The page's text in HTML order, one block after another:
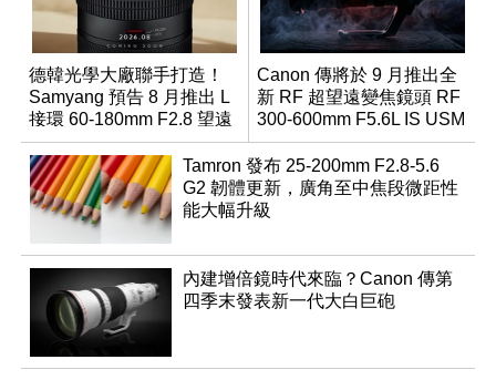
德韓光學大廠聯手打造！
Samyang 預告 8 月推出 L
接環 60-180mm F2.8 望遠
變焦鏡
Canon 傳將於 9 月推出全
新 RF 超望遠變焦鏡頭 RF
300-600mm F5.6L IS USM
Tamron 發布 25-200mm F2.8-5.6
G2 韌體更新，廣角至中焦段微距性
能大幅升級
內建增倍鏡時代來臨？Canon 傳第
四季末發表新一代大白巨砲